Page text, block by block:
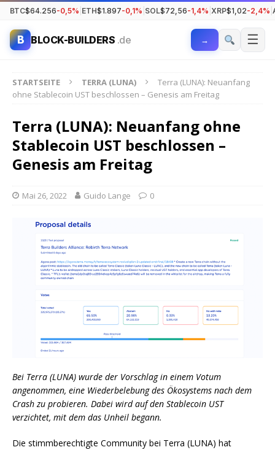
BTC$64.256-0,5% ETH$1.897-0,1% SOL$72,56-1,4% XRP$1,02-2,4%
B BLOCK-BUILDERS .de → ☰
STARTSEITE TERRA (LUNA)
Terra (LUNA): Neuanfang
ohne Stablecoin UST beschlossen – Genesis am Freitag
Terra (LUNA): Neuanfang ohne
Stablecoin UST beschlossen –
Genesis am Freitag
Mai 26, 2022 Guido Lange 0
Bei Terra (LUNA) wurde der Vorschlag in einem Votum
angenommen, eine Wiederbelebung des Ökosystems nach dem
Crash zu probieren. Dabei wird auf den Stablecoin UST
verzichtet, mit dem das Unheil begann.
Die stimmberechtigte Community bei Terra (LUNA) hat